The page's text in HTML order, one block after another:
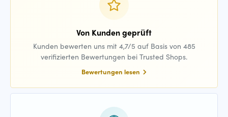
Von Kunden geprüft
Kunden bewerten uns mit 4,7/5 auf Basis von 485
verifizierten Bewertungen bei Trusted Shops.
Bewertungen lesen